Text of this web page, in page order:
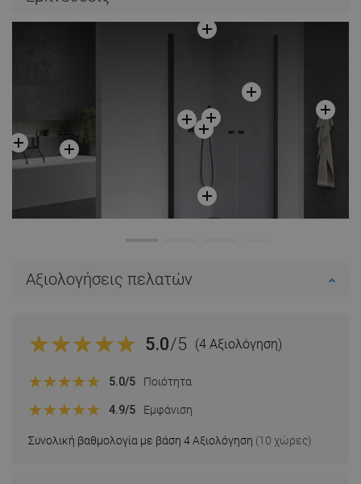
Αξιολογήσεις πελατών
5.0/5 (4 Αξιολόγηση)
Συνολική βαθμολογία με βάση 4 Αξιολόγηση (10 χώρες)
5.0/5 Ποιότητα
4.9/5 Εμφάνιση